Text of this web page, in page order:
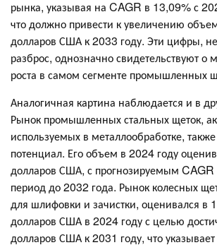
рынка, указывая на CAGR в 13,09% с
что должно привести к увеличению
долларов США к 2033 году. Эти цифры,
разброс, однозначно свидетельствуют
роста в самом сегменте промышленных
Аналогичная картина наблюдается и в
Рынок промышленных стальных щеток,
используемых в металлообработке,
потенциал. Его объем в 2024 году
долларов США, с прогнозируемым CAGR
период до 2032 года. Рынок колесных
для шлифовки и зачистки, оценивался в
долларов США в 2024 году с целью
долларов США к 2031 году, что